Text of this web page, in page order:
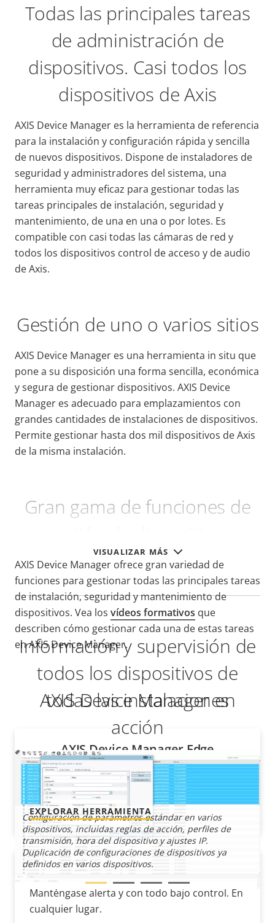
VISUALIZAR MÁS
Todas las principales tareas
de administración de
dispositivos. Casi todos los
dispositivos de Axis
AXIS Device Manager es la herramienta de referencia
para la instalación y configuración rápida y sencilla
de nuevos dispositivos. Dispone de instaladores de
seguridad y administradores del sistema, una
herramienta muy eficaz para gestionar todas las
tareas principales de instalación, seguridad y
mantenimiento, de una en una o por lotes. Es
compatible con casi todas las cámaras de red y
todos los dispositivos control de acceso y de audio
de Axis.
Gestión de uno o varios sitios
AXIS Device Manager es una herramienta in situ que
pone a su disposición una forma sencilla, económica
y segura de gestionar dispositivos. AXIS Device
Manager es adecuado para emplazamientos con
grandes cantidades de instalaciones de dispositivos.
Permite gestionar hasta dos mil dispositivos de Axis
de la misma instalación.
Gran gama de funciones de
AXIS Device Manager ofrece gran variedad de
funciones para gestionar todas las principales tareas
de instalación, seguridad y mantenimiento de
dispositivos. Vea los vídeos formativos que
describen cómo gestionar cada una de estas tareas
en AXIS Device Manager.
AXIS Device Manager en
acción
Configuración de parámetros estándar en varios
dispositivos, incluidas reglas de acción, perfiles de
transmisión, hora del dispositivo y ajustes IP.
Duplicación de configuraciones de dispositivos ya
definidos en varios dispositivos.
Información y supervisión de
todos los dispositivos de
todas las instalaciones
AXIS Device Manager Edge
Gestión sencilla de dispositivos desde
cualquier lugar
EXPLORAR HERRAMIENTA
AXIS Device Manager Extend
Manténgase alerta y con todo bajo control. En
cualquier lugar.